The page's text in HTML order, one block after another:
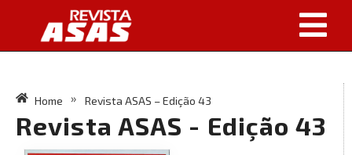
Home » Revista ASAS – Edição 43
Revista ASAS - Edição 43